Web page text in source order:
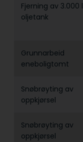
Fjerning av 3.000 l
oljetank
Grunnarbeid
eneboligtomt
Snøbrøyting av
oppkjørsel
Snøbrøyting av
oppkjørsel